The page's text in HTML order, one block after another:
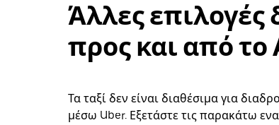
Άλλες επιλογές
προς και από
Τα ταξί δεν είναι διαθέσιμα για
μέσω Uber. Εξετάστε τις παρακάτω